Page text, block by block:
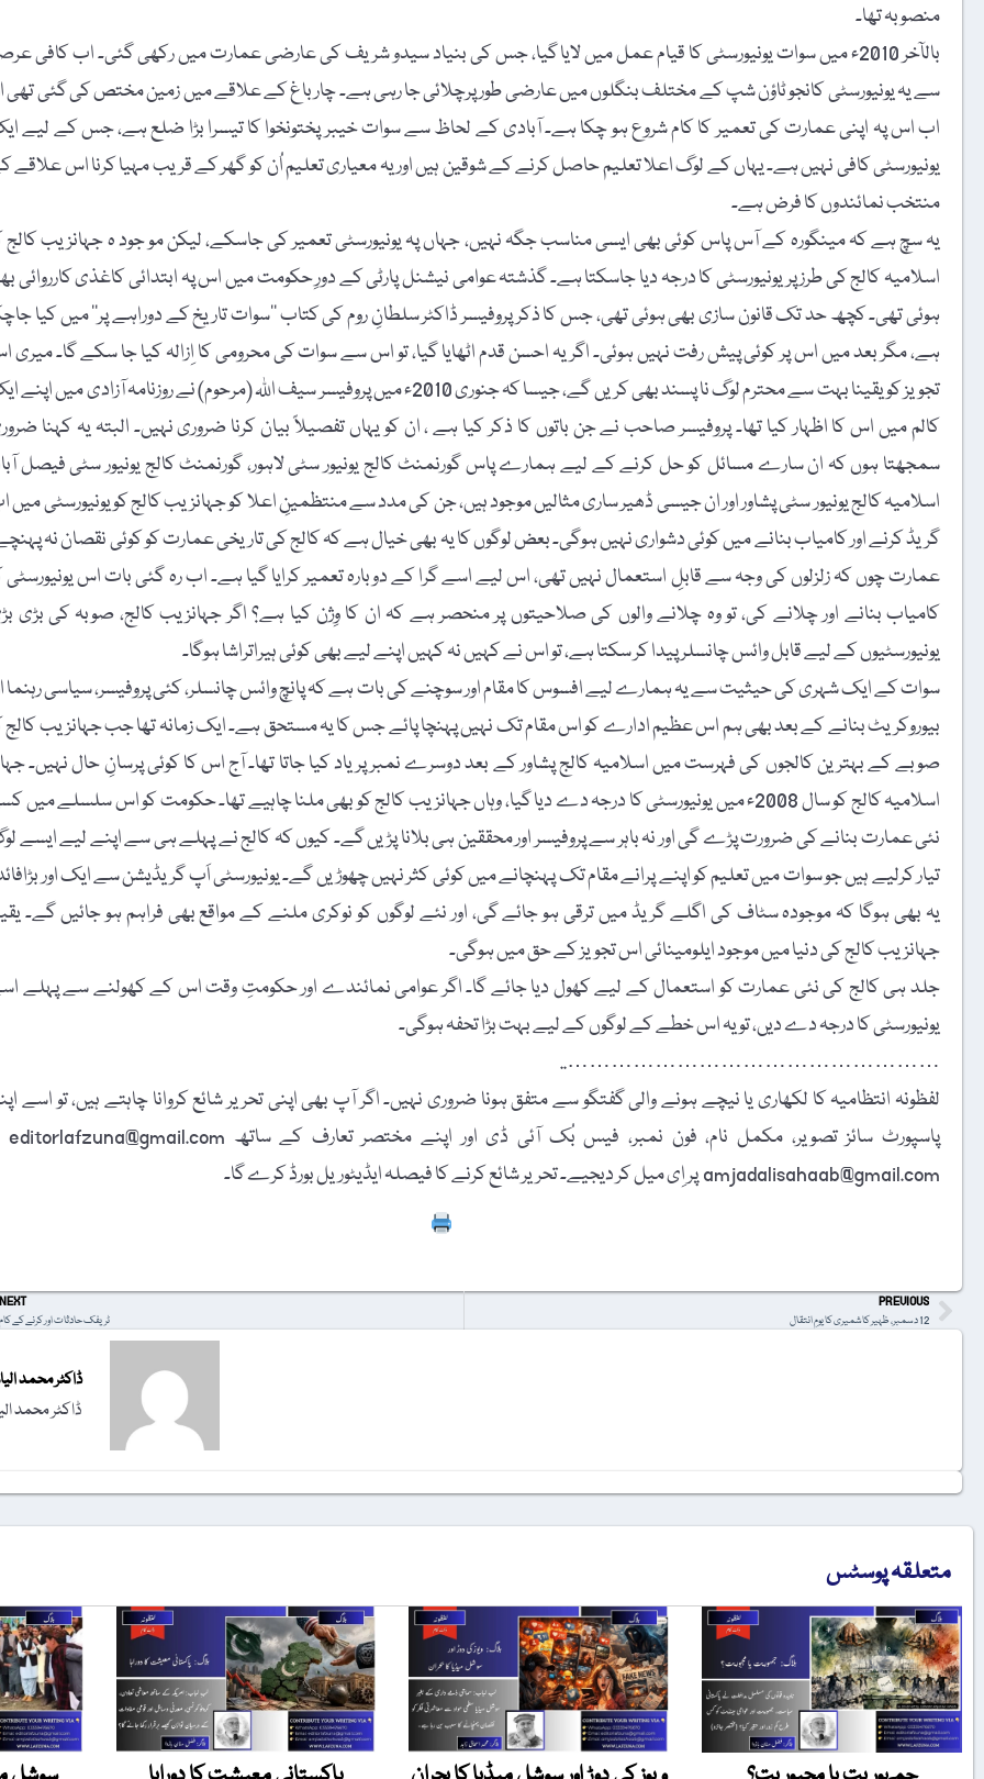
منصوبہ تھا۔
بالآخر 2010ء میں سوات یونیورسٹی کا قیام عمل میں لایا گیا، جس کی بنیاد سیدو شریف کی عارضی عمارت میں رکھی گئی۔ اب کافی
سے یہ یونیورسٹی کانجو ٹاؤن شپ کے مختلف بنگلوں میں عارضی طور پرچلائی جا رہی ہے۔ چارباغ کے علاقے میں زمین مختص کی گئی تھی
اب اس پہ اپنی عمارت کی تعمیر کا کام شروع ہو چکا ہے۔ آبادی کے لحاظ سے سوات خیبر پختونخوا کا تیسرا بڑا ضلع ہے، جس کے لیے
یونیورسٹی کافی نہیں ہے۔ یہاں کے لوگ اعلا تعلیم حاصل کرنے کے شوقین ہیں اور یہ معیاری تعلیم اُن کو گھر کے قریب مہیا کرنا اس علاقے
منتخب نمائندوں کا فرض ہے۔
یہ سچ ہے کہ مینگورہ کے آس پاس کوئی بھی ایسی مناسب جگہ نہیں، جہاں پہ یونیورسٹی تعمیر کی جاسکے، لیکن مو جود ہ جہانزیب کالج
اسلامیہ کالج کی طرز پر یونیورسٹی کا درجہ دیا جاسکتا ہے۔ گذشتہ عوامی نیشنل پارٹی کے دورِ حکومت میں اس پہ ابتدائی کاغذی کارروائی
ہوئی تھی۔ کچھ حد تک قانون سازی بھی ہوئی تھی، جس کا ذکر پروفیسر ڈاکٹر سلطانِ روم کی کتاب ’’سوات تاریخ کے دوراہے پر‘‘ میں کیا
ہے، مگر بعد میں اس پر کوئی پیش رفت نہیں ہوئی۔ اگر یہ احسن قدم اٹھایا گیا، تو اس سے سوات کی محرومی کا اِزالہ کیا جا سکے گا۔ میری
تجویز کو یقینا بہت سے محترم لوگ نا پسند بھی کریں گے، جیسا کہ جنوری 2010ء میں پروفیسر سیف اللہ (مرحوم) نے روزنامہ آزادی میں
کالم میں اس کا اظہار کیا تھا۔ پروفیسر صاحب نے جن باتوں کا ذکر کیا ہے ، ان کو یہاں تفصیلاً بیان کرنا ضروری نہیں۔ البتہ یہ کہنا
سمجھتا ہوں کہ ان سارے مسائل کو حل کرنے کے لیے ہمارے پاس گورنمنٹ کالج یونیور سٹی لاہور، گورنمنٹ کالج یونیور سٹی فیصل
اسلامیہ کالج یونیور سٹی پشاور اور ان جیسی ڈھیر ساری مثالیں موجود ہیں، جن کی مدد سے منتظمینِ اعلا کو جہانزیب کالج کو یونیورسٹی میں
گریڈ کرنے اور کامیاب بنانے میں کوئی دشواری نہیں ہوگی۔ بعض لوگوں کا یہ بھی خیال ہے کہ کالج کی تاریخی عمارت کو کوئی نقصان نہ
عمارت چوں کہ زلزلوں کی وجہ سے قابلِ استعمال نہیں تھی، اس لیے اسے گرا کے دوبارہ تعمیر کرایا گیا ہے۔ اب رہ گئی بات اس یونیورسٹی
کامیاب بنانے اور چلانے کی، تو وہ چلانے والوں کی صلاحیتوں پر منحصر ہے کہ ان کا وِژن کیا ہے؟ اگر جہانزیب کالج، صوبہ کی بڑی
یونیورسٹیوں کے لیے قابل وائس چانسلر پیدا کر سکتا ہے، تو اس نے کہیں نہ کہیں اپنے لیے بھی کوئی ہیراتراشا ہوگا۔
سوات کے ایک شہری کی حیثیت سے یہ ہمارے لیے افسوس کا مقام اور سوچنے کی بات ہے کہ پانچ وائس چانسلر، کئی پروفیسر، سیاسی رہنما
بیوروکریٹ بنانے کے بعد بھی ہم اس عظیم ادارے کو اس مقام تک نہیں پہنچا پائے جس کا یہ مستحق ہے۔ ایک زمانہ تھا جب جہانزیب کالج
صوبے کے بہترین کالجوں کی فہرست میں اسلامیہ کالج پشاور کے بعد دوسرے نمبر پر یاد کیا جاتا تھا۔ آج اس کا کوئی پرسانِ حال نہیں۔
اسلامیہ کالج کو سال 2008ء میں یونیورسٹی کا درجہ دے دیا گیا، وہاں جہانزیب کالج کو بھی ملنا چاہیے تھا۔ حکومت کو اس سلسلے میں
نئی عمارت بنانے کی ضرورت پڑے گی اور نہ باہر سے پروفیسر اور محققین ہی بلانا پڑیں گے۔ کیوں کہ کالج نے پہلے ہی سے اپنے لیے ایسے
تیار کرلیے ہیں جو سوات میں تعلیم کو اپنے پرانے مقام تک پہنچانے میں کوئی کثر نہیں چھوڑیں گے۔ یونیورسٹی اَپ گریڈیشن سے ایک اور
یہ بھی ہوگا کہ موجودہ سٹاف کی اگلے گریڈ میں ترقی ہو جائے گی، اور نئے لوگوں کو نوکری ملنے کے مواقع بھی فراہم ہو جائیں گے۔
جہانزیب کالج کی دنیا میں موجود ایلومینائی اس تجویز کے حق میں ہوگی۔
جلد ہی کالج کی نئی عمارت کو استعمال کے لیے کھول دیا جائے گا۔ اگر عوامی نمائندے اور حکومتِ وقت اس کے کھولنے سے پہلے
یونیورسٹی کا درجہ دے دیں، تو یہ اس خطے کے لوگوں کے لیے بہت بڑا تحفہ ہوگی۔
……………………………………………..
لفظونہ انتظامیہ کا لکھاری یا نیچے ہونے والی گفتگو سے متفق ہونا ضروری نہیں۔ اگر آپ بھی اپنی تحریر شائع کروانا چاہتے ہیں، تو اسے
amjadalisahaab@gmail.com پر اِی میل کر دیجیے۔ تحریر شائع کرنے کا فیصلہ ایڈیٹوریل بورڈ کرے گا۔
PREVIOUS
12 دسمبر، ظہیر کاشمیری کا یومِ انتقال
NEXT
ٹریفک حادثات اور کرنے کے کام
ڈاکٹر محمد
ڈاکٹر محمد
متعلقہ پوسٹس